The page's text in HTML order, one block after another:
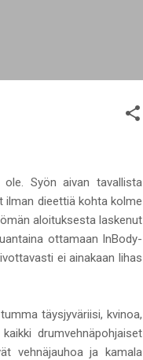
Syön aivan tavallista
ilman dieettiä kohta kolme
aloituksesta laskenut
ottamaan InBody-
ei ainakaan lihas
täysjyväriisi, kvinoa,
drumvehnäpohjaiset
vehnäjauhoa ja kamala